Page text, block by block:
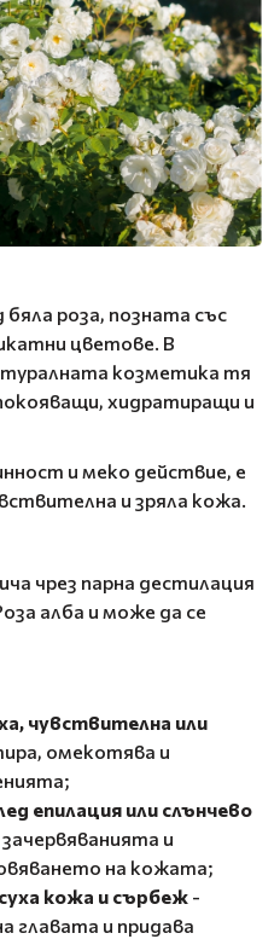
бяла роза, позната със
цветове. В
козметика тя
хидратиращи и
и меко действие, е
и зряла кожа.
чрез парна дестилация
алба и може да се
чувствителна или
омекотява и
епилация или слънчево
и
на кожата;
кожа и сърбеж -
главата и придава